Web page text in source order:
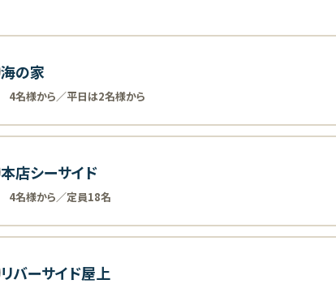
海の家
4名様から／平日は2名様から
本店シーサイド
4名様から／定員18名
リバーサイド屋上